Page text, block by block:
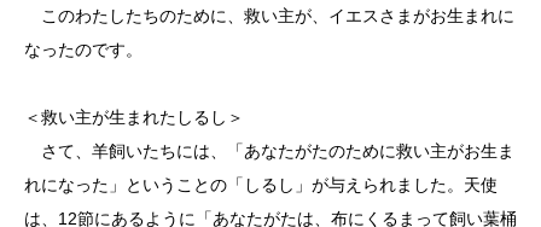
このわたしたちのために、救い主が、イエスさまがお生まれに
なったのです。
＜救い主が生まれたしるし＞
さて、羊飼いたちには、「あなたがたのために救い主がお生ま
れになった」ということの「しるし」が与えられました。天使
は、12節にあるように「あなたがたは、布にくるまって飼い葉桶